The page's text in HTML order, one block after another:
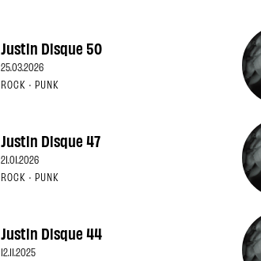
Justin Disque 50
25.03.2026
ROCK · PUNK
Justin Disque 47
21.01.2026
ROCK · PUNK
Justin Disque 44
12.11.2025